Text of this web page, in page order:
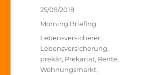
Veröffentlicht
25/09/2018
Kategorien
Morning Briefing
Schlagwörter
Lebensversicherer,
Lebensversicherung,
prekär, Prekariat, Rente,
Wohnungsmarkt,